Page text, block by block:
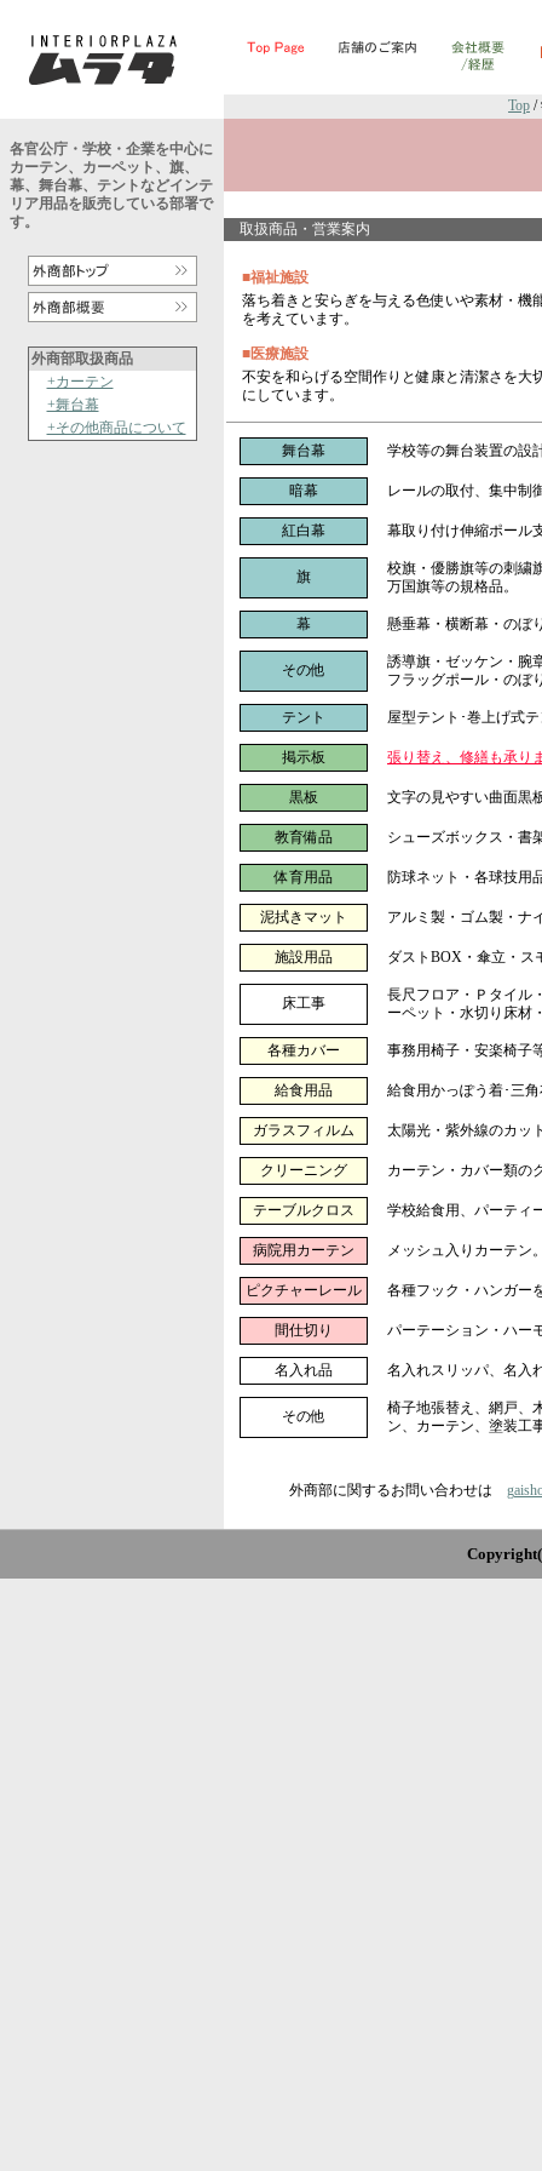
Top /
各官公庁・学校・企業を中心に
カーテン、カーペット、旗、
幕、舞台幕、テントなどインテ
リア用品を販売している部署で
す。
外商部取扱商品
+カーテン
+舞台幕
+その他商品について
取扱商品・営業案内
■福祉施設
落ち着きと安らぎを与える色使いや素材・機
を考えています。
■医療施設
不安を和らげる空間作りと健康と清潔さを大
にしています。
舞台幕 学校等の舞台装置の設
暗幕 レールの取付、集中制
紅白幕 幕取り付け伸縮ポール
旗
校旗・優勝旗等の刺繍
万国旗等の規格品。
幕 懸垂幕・横断幕・のぼ
その他
誘導旗・ゼッケン・腕
フラッグポール・のぼ
テント 屋型テント･巻上げ式
掲示板 張り替え、修繕も承り
黒板 文字の見やすい曲面黒
教育備品 シューズボックス・書
体育用品 防球ネット・各球技用
泥拭きマット アルミ製・ゴム製・ナ
施設用品 ダストBOX・傘立・ス
床工事
長尺フロア・Ｐタイル
ーペット・水切り床材
各種カバー 事務用椅子・安楽椅子
給食用品 給食用かっぽう着･三
ガラスフィルム 太陽光・紫外線のカッ
クリーニング カーテン・カバー類の
テーブルクロス 学校給食用、パーティ
病院用カーテン メッシュ入りカーテン
ピクチャーレール 各種フック・ハンガー
間仕切り パーテーション・ハー
名入れ品 名入れスリッパ、名入
その他
椅子地張替え、網戸、
ン、カーテン、塗装工
外商部に関するお問い合わせは